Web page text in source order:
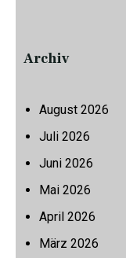
Archiv
August 2026
Juli 2026
Juni 2026
Mai 2026
April 2026
März 2026